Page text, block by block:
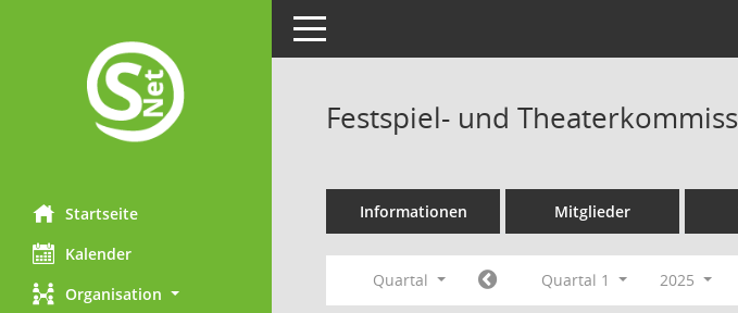
Startseite
Kalender
Organisation
Toggle navigation
Festspiel- und
Informationen Mitglieder
Quartal Quartal 1 2025